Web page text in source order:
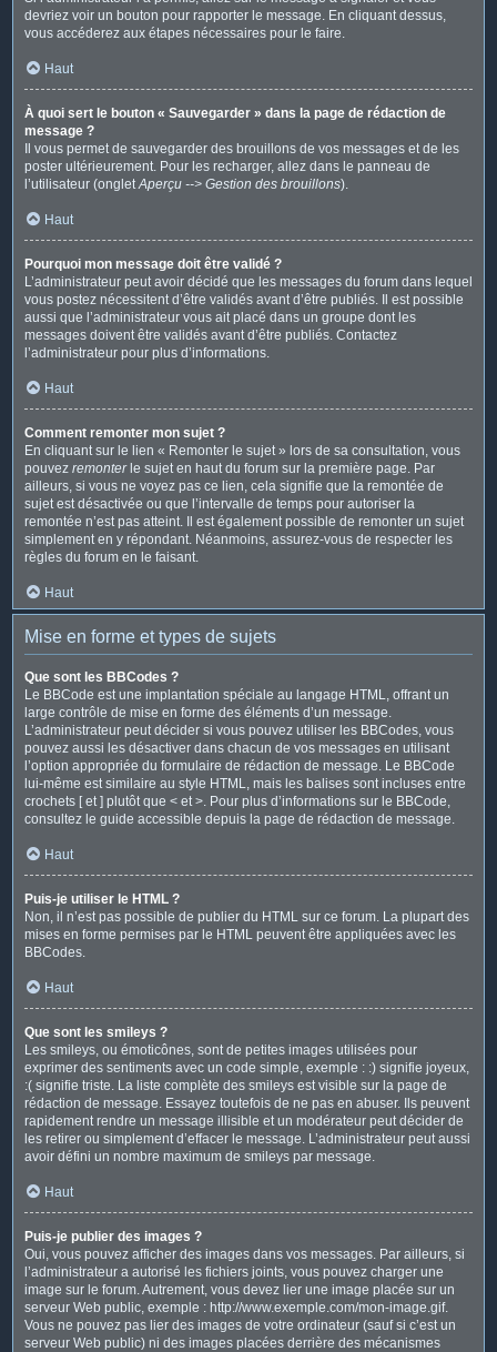
devriez voir un bouton pour rapporter le message. En cliquant dessus,
vous accéderez aux étapes nécessaires pour le faire.
Haut
À quoi sert le bouton « Sauvegarder » dans la page de rédaction de
message ?
Il vous permet de sauvegarder des brouillons de vos messages et de les
poster ultérieurement. Pour les recharger, allez dans le panneau de
l’utilisateur (ongletAperçu --> Gestion des brouillons).
Haut
Pourquoi mon message doit être validé ?
L’administrateur peut avoir décidé que les messages du forum dans lequel
vous postez nécessitent d’être validés avant d’être publiés. Il est possible
aussi que l’administrateur vous ait placé dans un groupe dont les
messages doivent être validés avant d’être publiés. Contactez
l’administrateur pour plus d’informations.
Haut
Comment remonter mon sujet ?
En cliquant sur le lien « Remonter le sujet » lors de sa consultation, vous
pouvez remonterle sujet en haut du forum sur la première page. Par
ailleurs, si vous ne voyez pas ce lien, cela signifie que la remontée de
sujet est désactivée ou que l’intervalle de temps pour autoriser la
remontée n’est pas atteint. Il est également possible de remonter un sujet
simplement en y répondant. Néanmoins, assurez-vous de respecter les
règles du forum en le faisant.
Haut
Mise en forme et types de sujets
Que sont les BBCodes ?
Le BBCode est une implantation spéciale au langage HTML, offrant un
large contrôle de mise en forme des éléments d’un message.
L’administrateur peut décider si vous pouvez utiliser les BBCodes, vous
pouvez aussi les désactiver dans chacun de vos messages en utilisant
l’option appropriée du formulaire de rédaction de message. Le BBCode
lui-même est similaire au style HTML, mais les balises sont incluses entre
crochets [ et ] plutôt que < et >. Pour plus d’informations sur le BBCode,
consultez le guide accessible depuis la page de rédaction de message.
Haut
Puis-je utiliser le HTML ?
Non, il n’est pas possible de publier du HTML sur ce forum. La plupart des
mises en forme permises par le HTML peuvent être appliquées avec les
BBCodes.
Haut
Que sont les smileys ?
Les smileys, ou émoticônes, sont de petites images utilisées pour
exprimer des sentiments avec un code simple, exemple : :) signifie joyeux,
:( signifie triste. La liste complète des smileys est visible sur la page de
rédaction de message. Essayez toutefois de ne pas en abuser. Ils peuvent
rapidement rendre un message illisible et un modérateur peut décider de
les retirer ou simplement d’effacer le message. L’administrateur peut aussi
avoir défini un nombre maximum de smileys par message.
Haut
Puis-je publier des images ?
Oui, vous pouvez afficher des images dans vos messages. Par ailleurs, si
l’administrateur a autorisé les fichiers joints, vous pouvez charger une
image sur le forum. Autrement, vous devez lier une image placée sur un
serveur Web public, exemple : http://www.exemple.com/mon-image.gif.
Vous ne pouvez pas lier des images de votre ordinateur (sauf si c’est un
serveur Web public) ni des images placées derrière des mécanismes